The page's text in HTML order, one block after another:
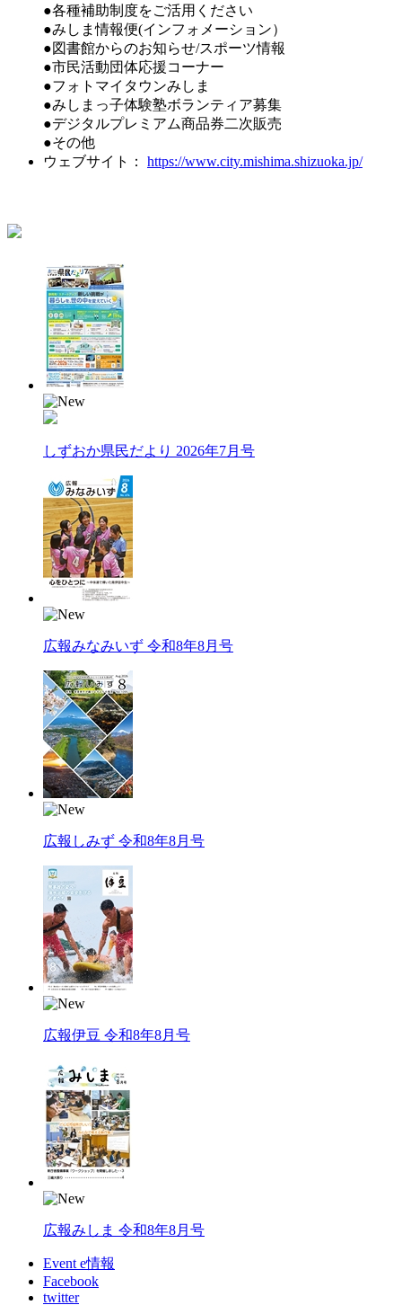
●各種補助制度をご活用ください
●みしま情報便(インフォメーション）
●図書館からのお知らせ/スポーツ情報
●市民活動団体応援コーナー
●フォトマイタウンみしま
●みしまっ子体験塾ボランティア募集
●デジタルプレミアム商品券二次販売
●その他
ウェブサイト： https://www.city.mishima.shizuoka.jp/
しずおか県民だより 2026年7月号
広報みなみいず 令和8年8月号
広報しみず 令和8年8月号
広報伊豆 令和8年8月号
広報みしま 令和8年8月号
Event e情報
Facebook
twitter